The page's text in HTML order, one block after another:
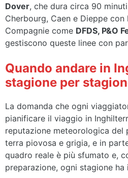
Dover, che dura circa 90
Cherbourg, Caen e Dieppe
Compagnie come DFDS, P&O
gestiscono queste linee con
Quando andare in
stagione per
La domanda che ogni
pianificare il viaggio in
reputazione meteorologica del
terra piovosa e grigia, e in
quadro reale è più sfumato e,
preparazione, ogni stagione